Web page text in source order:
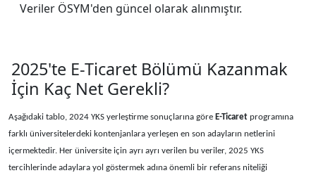
Veriler ÖSYM'den güncel olarak alınmıştır.
2025'te E-Ticaret Bölümü Kazanmak
İçin Kaç Net Gerekli?
Aşağıdaki tablo, 2024 YKS yerleştirme sonuçlarına göre E-Ticaret programına
farklı üniversitelerdeki kontenjanlara yerleşen en son adayların netlerini
içermektedir. Her üniversite için ayrı ayrı verilen bu veriler, 2025 YKS
tercihlerinde adaylara yol göstermek adına önemli bir referans niteliği